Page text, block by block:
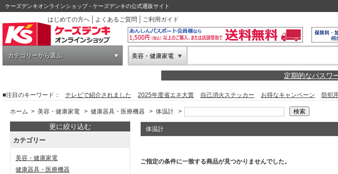
ケーズデンキオンラインショップ - ケーズデンキの公式通販サイト
はじめての方へ
よくあるご質問 ご利用ガイド
カテゴリーから選ぶ 美容・健康家電
定期的なパスワ
■注目のキーワード： テレビで紹介されました 2025年度省エネ大賞 自己消火ステッカー お得なキャンペーン 防犯
ホーム > 美容・健康家電 > 健康器具・医療機器 > 体温計 >
更に絞り込む
カテゴリー
美容・健康家電
健康器具・医療機器
体温計
ご指定の条件に一致する商品が見つかりませんでした。